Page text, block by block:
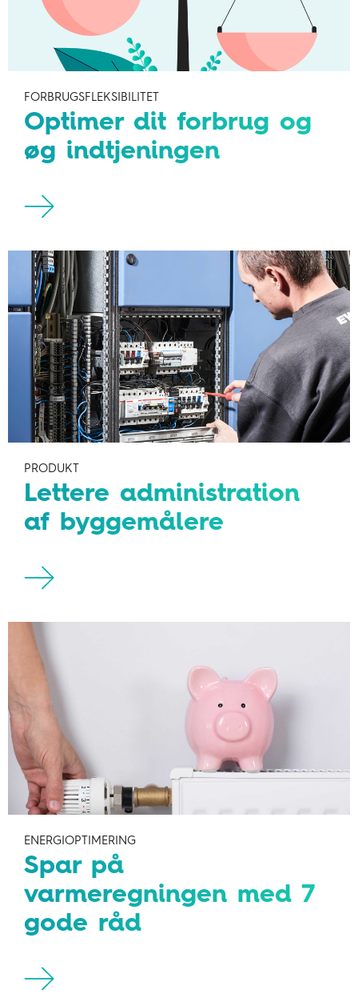
FORBRUGSFLEKSIBILITET
Optimer dit forbrug og
øg indtjeningen
PRODUKT
Lettere administration
af byggemålere
ENERGIOPTIMERING
Spar på
varmeregningen med 7
gode råd